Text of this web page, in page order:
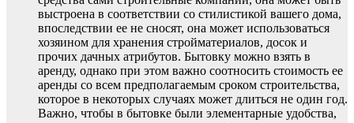
выстроена в соответствии со стилистикой вашего дома,
впоследствии ее не сносят, она может использоваться
хозяином для хранения стройматериалов, досок и
прочих дачных атрибутов. Бытовку можно взять в
аренду, однако при этом важно соотносить стоимость ее
аренды со всем предполагаемым сроком строительства,
которое в некоторых случаях может длиться не один год.
Важно, чтобы в бытовке были элементарные удобства,